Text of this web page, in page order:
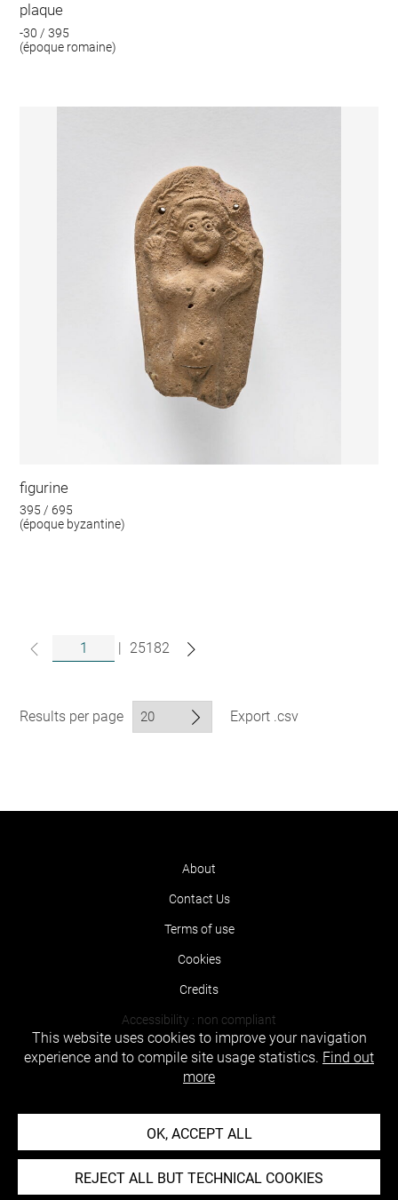
plaque
-30 / 395
(époque romaine)
figurine
395 / 695
(époque byzantine)
| 25182
Results per page Export .csv
About
Contact Us
Terms of use
Cookies
Credits
Accessibility : non compliant
This website uses cookies to improve your navigation
experience and to compile site usage statistics. Find out
more
OK, ACCEPT ALL
REJECT ALL BUT TECHNICAL COOKIES